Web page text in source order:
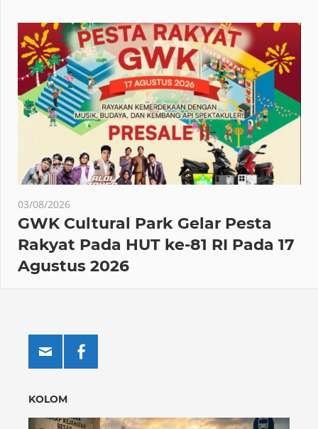
03/08/2026
GWK Cultural Park Gelar Pesta
Rakyat Pada HUT ke-81 RI Pada 17
Agustus 2026
KOLOM